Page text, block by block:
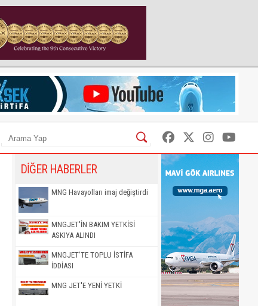
DİĞER HABERLER
MNG Havayolları imaj değiştirdi
MNGJET'İN BAKIM YETKİSİ
ASKIYA ALINDI
MNGJET’TE TOPLU İSTİFA
İDDİASI
MNG JET'E YENİ YETKİ